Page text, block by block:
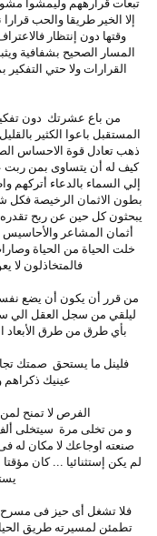
تبعات قرارههم وليمشوا
إلا الخير طريقا والحب
وقتها دون إنتظار
المسار الصحيح بشفافية
القرارات ولا حتي
من باع عشرتك دون
المستقبل باعوا الكثير
ذهب تعادل قوة الاحساس
كيف له أن يتساوى بمن ربت
إلي السماء بالدعاء أتركهم
بطون الاثمان الرخيصة فكل
يبحثون كل حين عن ربح تقدره
أثمان المشاعر والأحاسيس
خلت الحياة من الحياة
فالمتخاذلون لا
من قرر أن يكون أن يضع
ليلقي من سجل العقل الي
بأي طرق من طرق الأبعاد
فلينل ما يستحق صمتك
عينيك
الفرص لا تمنح
و من تخلى مرة سيتخلى
صنعته اوجاعك لا مكان له
لم يكن إستثنائيا ... كان
فلا تشغل أى حيز فى
تطمئن لمسيرته طريق